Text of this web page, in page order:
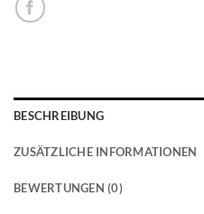
BESCHREIBUNG
ZUSÄTZLICHE INFORMATIONEN
BEWERTUNGEN (0)